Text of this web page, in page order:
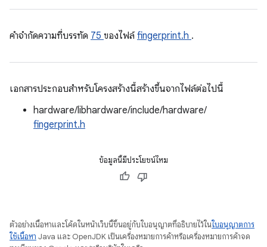
คําจํากัดความที่บรรทัด 75 ของไฟล์fingerprint.h .
เอกสารประกอบสำหรับโครงสร้างนี้สร้างขึ้นจากไฟล์ต่อไปนี้
hardware/libhardware/include/hardware/
fingerprint.h
ข้อมูลนี้มีประโยชน์ไหม
ตัวอย่างเนื้อหาและโค้ดในหน้าเว็บนี้ขึ้นอยู่กับใบอนุญาตที่อธิบายไว้ในใบอนุญาตการ
ใช้เนื้อหา Java และ OpenJDK เป็นเครื่องหมายการค้าหรือเครื่องหมายการค้าจด